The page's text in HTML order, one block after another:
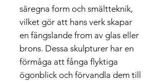
säregna form och smältteknik,
vilket gör att hans verk skapar
en fängslande from av glas eller
brons. Dessa skulpturer har en
förmåga att fånga flyktiga
ögonblick och förvandla dem till